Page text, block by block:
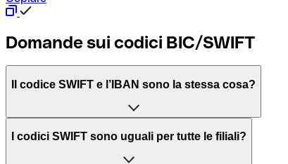
Domande sui codici BIC/SWIFT
Il codice SWIFT e l’IBAN sono la stessa cosa?
L'acronimo SWIFT sta per “Society for Worldwide
I codici SWIFT sono uguali per tutte le filiali?